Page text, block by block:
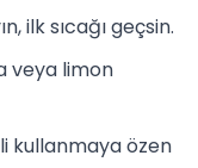
ilk sıcağı geçsin.
veya limon
kullanmaya özen